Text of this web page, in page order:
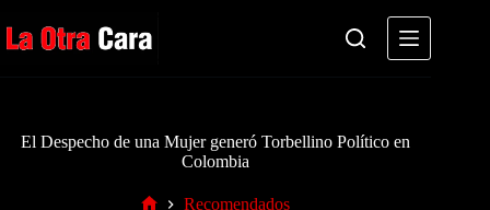
al
contenido
El Despecho de una Mujer generó Torbellino Político en
Colombia
Recomendados